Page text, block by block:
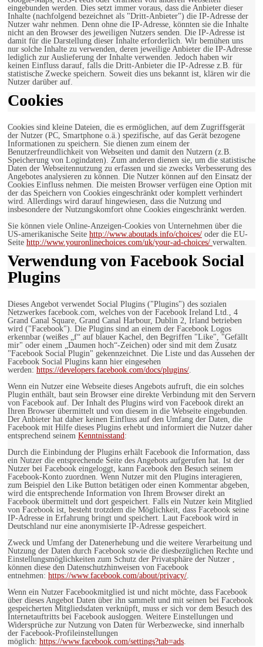
eingebunden werden. Dies setzt immer voraus, dass die Anbieter dieser
Inhalte (nachfolgend bezeichnet als "Dritt-Anbieter") die IP-Adresse der
Nutzer wahr nehmen. Denn ohne die IP-Adresse, könnten sie die Inhalte
nicht an den Browser des jeweiligen Nutzers senden. Die IP-Adresse ist
damit für die Darstellung dieser Inhalte erforderlich. Wir bemühen uns
nur solche Inhalte zu verwenden, deren jeweilige Anbieter die IP-Adresse
lediglich zur Auslieferung der Inhalte verwenden. Jedoch haben wir
keinen Einfluss darauf, falls die Dritt-Anbieter die IP-Adresse z.B. für
statistische Zwecke speichern. Soweit dies uns bekannt ist, klären wir die
Nutzer darüber auf.
Cookies
Cookies sind kleine Dateien, die es ermöglichen, auf dem Zugriffsgerät
der Nutzer (PC, Smartphone o.ä.) spezifische, auf das Gerät bezogene
Informationen zu speichern. Sie dienen zum einem der
Benutzerfreundlichkeit von Webseiten und damit den Nutzern (z.B.
Speicherung von Logindaten). Zum anderen dienen sie, um die statistische
Daten der Webseitennutzung zu erfassen und sie zwecks Verbesserung des
Angebotes analysieren zu können. Die Nutzer können auf den Einsatz der
Cookies Einfluss nehmen. Die meisten Browser verfügen eine Option mit
der das Speichern von Cookies eingeschränkt oder komplett verhindert
wird. Allerdings wird darauf hingewiesen, dass die Nutzung und
insbesondere der Nutzungskomfort ohne Cookies eingeschränkt werden.
Sie können viele Online-Anzeigen-Cookies von Unternehmen über die
US-amerikanische Seite http://www.aboutads.info/choices/ oder die EU-
Seite http://www.youronlinechoices.com/uk/your-ad-choices/ verwalten.
Verwendung von Facebook Social
Plugins
Dieses Angebot verwendet Social Plugins ("Plugins") des sozialen
Netzwerkes facebook.com, welches von der Facebook Ireland Ltd., 4
Grand Canal Square, Grand Canal Harbour, Dublin 2, Irland betrieben
wird ("Facebook"). Die Plugins sind an einem der Facebook Logos
erkennbar (weißes „f“ auf blauer Kachel, den Begriffen "Like", "Gefällt
mir" oder einem „Daumen hoch“-Zeichen) oder sind mit dem Zusatz
"Facebook Social Plugin" gekennzeichnet. Die Liste und das Aussehen der
Facebook Social Plugins kann hier eingesehen
werden: https://developers.facebook.com/docs/plugins/.
Wenn ein Nutzer eine Webseite dieses Angebots aufruft, die ein solches
Plugin enthält, baut sein Browser eine direkte Verbindung mit den Servern
von Facebook auf. Der Inhalt des Plugins wird von Facebook direkt an
Ihren Browser übermittelt und von diesem in die Webseite eingebunden.
Der Anbieter hat daher keinen Einfluss auf den Umfang der Daten, die
Facebook mit Hilfe dieses Plugins erhebt und informiert die Nutzer daher
entsprechend seinem Kenntnisstand:
Durch die Einbindung der Plugins erhält Facebook die Information, dass
ein Nutzer die entsprechende Seite des Angebots aufgerufen hat. Ist der
Nutzer bei Facebook eingeloggt, kann Facebook den Besuch seinem
Facebook-Konto zuordnen. Wenn Nutzer mit den Plugins interagieren,
zum Beispiel den Like Button betätigen oder einen Kommentar abgeben,
wird die entsprechende Information von Ihrem Browser direkt an
Facebook übermittelt und dort gespeichert. Falls ein Nutzer kein Mitglied
von Facebook ist, besteht trotzdem die Möglichkeit, dass Facebook seine
IP-Adresse in Erfahrung bringt und speichert. Laut Facebook wird in
Deutschland nur eine anonymisierte IP-Adresse gespeichert.
Zweck und Umfang der Datenerhebung und die weitere Verarbeitung und
Nutzung der Daten durch Facebook sowie die diesbezüglichen Rechte und
Einstellungsmöglichkeiten zum Schutz der Privatsphäre der Nutzer ,
können diese den Datenschutzhinweisen von Facebook
entnehmen: https://www.facebook.com/about/privacy/.
Wenn ein Nutzer Facebookmitglied ist und nicht möchte, dass Facebook
über dieses Angebot Daten über ihn sammelt und mit seinen bei Facebook
gespeicherten Mitgliedsdaten verknüpft, muss er sich vor dem Besuch des
Internetauftritts bei Facebook ausloggen. Weitere Einstellungen und
Widersprüche zur Nutzung von Daten für Werbezwecke, sind innerhalb
der Facebook-Profileinstellungen
möglich: https://www.facebook.com/settings?tab=ads.